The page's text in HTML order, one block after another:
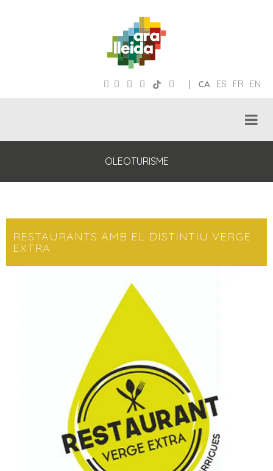
CA ES FR EN
|
OLEOTURISME
RESTAURANTS AMB EL DISTINTIU VERGE
EXTRA